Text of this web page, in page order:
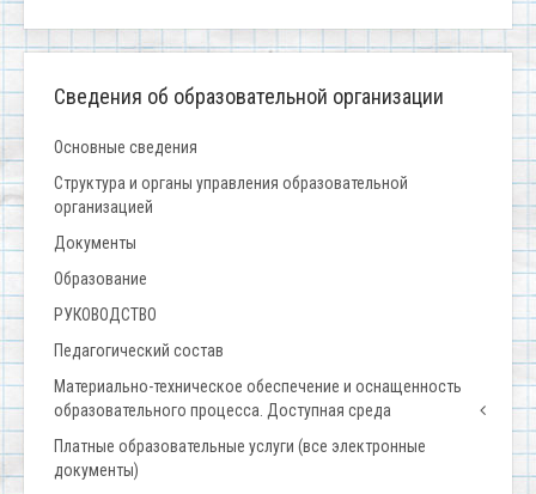
Сведения об образовательной организации
Основные сведения
Структура и органы управления образовательной
организацией
Документы
Образование
РУКОВОДСТВО
Педагогический состав
Материально-техническое обеспечение и оснащенность
образовательного процесса. Доступная среда
Платные образовательные услуги (все электронные
документы)